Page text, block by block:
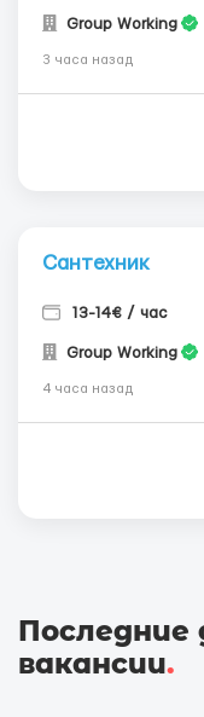
Group Working
3 часа назад
Сантехник
13-14€ / час
Group Working
4 часа назад
Последние
вакансии.